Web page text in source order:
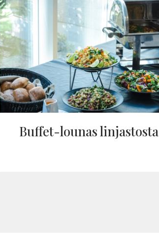
Buffet-lounas lin­jas­tosta